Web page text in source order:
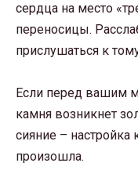
сердца на место
переносицы.
прислушаться к
Если перед вашим
камня возникнет
сияние –
произошла.